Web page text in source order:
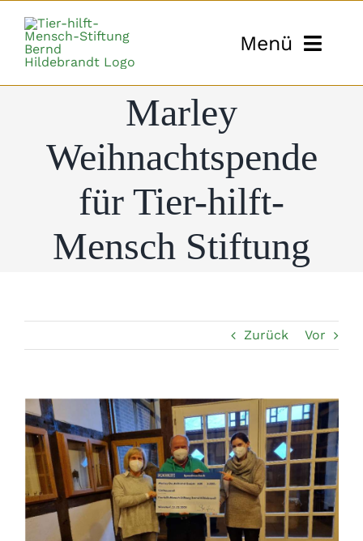
Inhalt
springen
Menü
Tiergestützte
Reiten
Kutschtouren
Stiftung
Marley
Weihnachtspende
für Tier-hilft-
Mensch Stiftung
Zurück Vor